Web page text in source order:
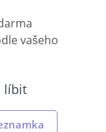
vašeho
líbit